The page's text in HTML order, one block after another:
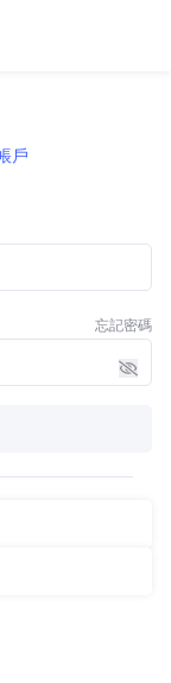
戶
忘記密碼